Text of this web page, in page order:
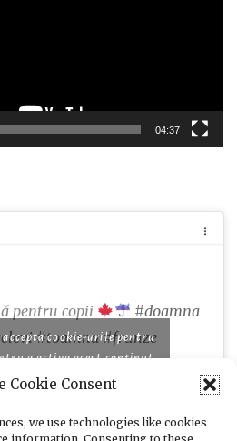
Cookie Consent
we use technologies like cookies
04:37
pentru copii
#doamna
#toamna #frunze
for comedy and cooking
cookie-urile pentru
a activa acest conținut